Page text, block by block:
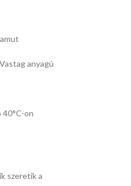
anyagú
40°C-on
szeretik a